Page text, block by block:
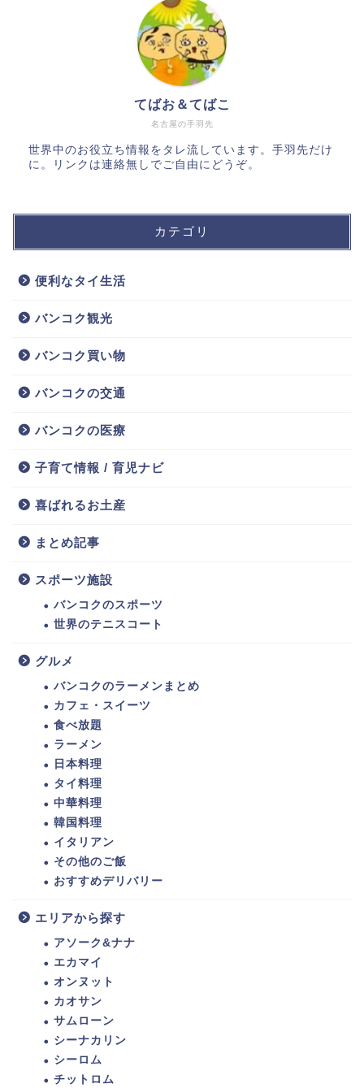
名古屋の手羽先
てばお＆てばこ
世界中のお役立ち情報をタレ流しています。手羽先だけ
に。リンクは連絡無しでご自由にどうぞ。
カテゴリ
便利なタイ生活
バンコク観光
バンコク買い物
バンコクの交通
バンコクの医療
子育て情報 / 育児ナビ
喜ばれるお土産
まとめ記事
スポーツ施設
バンコクのスポーツ
世界のテニスコート
グルメ
バンコクのラーメンまとめ
カフェ・スイーツ
食べ放題
ラーメン
日本料理
タイ料理
中華料理
韓国料理
イタリアン
その他のご飯
おすすめデリバリー
エリアから探す
アソーク&ナナ
エカマイ
オンヌット
カオサン
サムローン
シーナカリン
シーロム
チットロム